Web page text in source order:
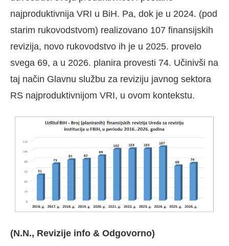
najproduktivnija VRI u BiH. Pa, dok je u 2024. (pod
starim rukovodstvom) realizovano 107 finansijskih
revizija, novo rukovodstvo ih je u 2025. provelo
svega 69, a u 2026. planira provesti 74. Učinivši na
taj način Glavnu službu za reviziju javnog sektora
RS najproduktivnijom VRI, u ovom kontekstu.
(N.N., Revizije info & Odgovorno)